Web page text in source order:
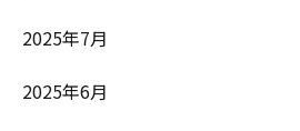
2025年7月
2025年6月